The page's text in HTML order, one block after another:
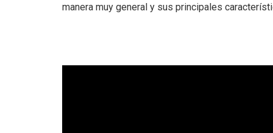
manera muy general y sus principales